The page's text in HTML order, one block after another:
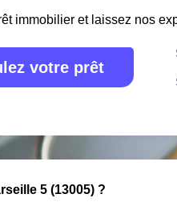
immobilier et laissez nos
votre prêt
5 (13005) ?